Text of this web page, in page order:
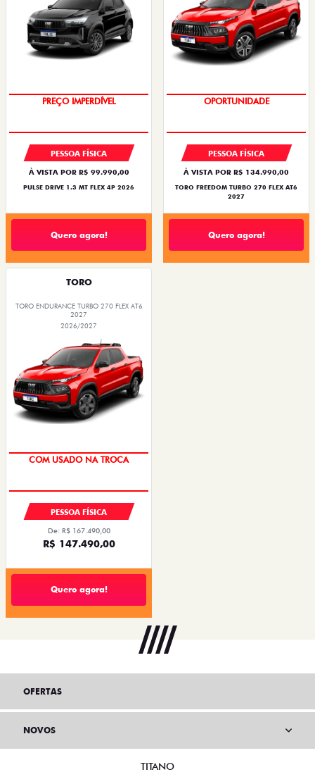
OPORTUNIDADE
PESSOA FÍSICA
À VISTA POR R$ 99.990,00
PULSE DRIVE 1.3 MT FLEX 4P 2026
Quero agora!
SUPERVALORIZAÇÃO DO USADO
PESSOA FÍSICA
À VISTA POR R$ 134.990,00
TORO FREEDOM TURBO 270 FLEX AT6
2027
Quero agora!
TORO
TORO ENDURANCE TURBO 270 FLEX AT6
2027
2026/2027
OPORTUNIDADE
PESSOA FÍSICA
De: R$ 167.490,00
R$ 147.490,00
Quero agora!
OFERTAS
NOVOS
TITANO